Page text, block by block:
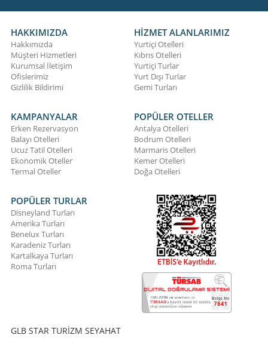
HAKKIMIZDA
Hakkımızda
Müşteri Hizmetleri
Kurumsal İletişim
Ofislerimiz
Gizlilik Bildirimi
HİZMET ALANLARIMIZ
Yurtiçi Otelleri
Kıbrıs Otelleri
Yurtiçi Turlar
Yurt Dışı Turlar
Gemi Turları
KAMPANYALAR
Erken Rezervasyon
Balayı Otelleri
Ucuz Tatil Otelleri
Ekonomik Oteller
Termal Oteller
POPÜLER OTELLER
Antalya Otelleri
Bodrum Otelleri
Marmaris Otelleri
Kemer Otelleri
Doğa Otelleri
POPÜLER TURLAR
Disneyland Turları
Amerika Turları
Benelux Turları
Karadeniz Turları
Kartalkaya Turları
Roma Turları
GLB STAR TURİZM SEYAHAT